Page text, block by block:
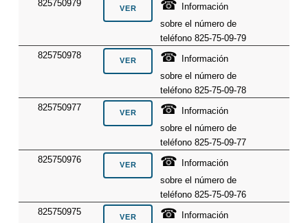
825750979
☎
Información
sobre el número de
teléfono 825-75-09-79
825750978
☎
Información
sobre el número de
teléfono 825-75-09-78
825750977
☎
Información
sobre el número de
teléfono 825-75-09-77
825750976
☎
Información
sobre el número de
teléfono 825-75-09-76
825750975
☎
Información